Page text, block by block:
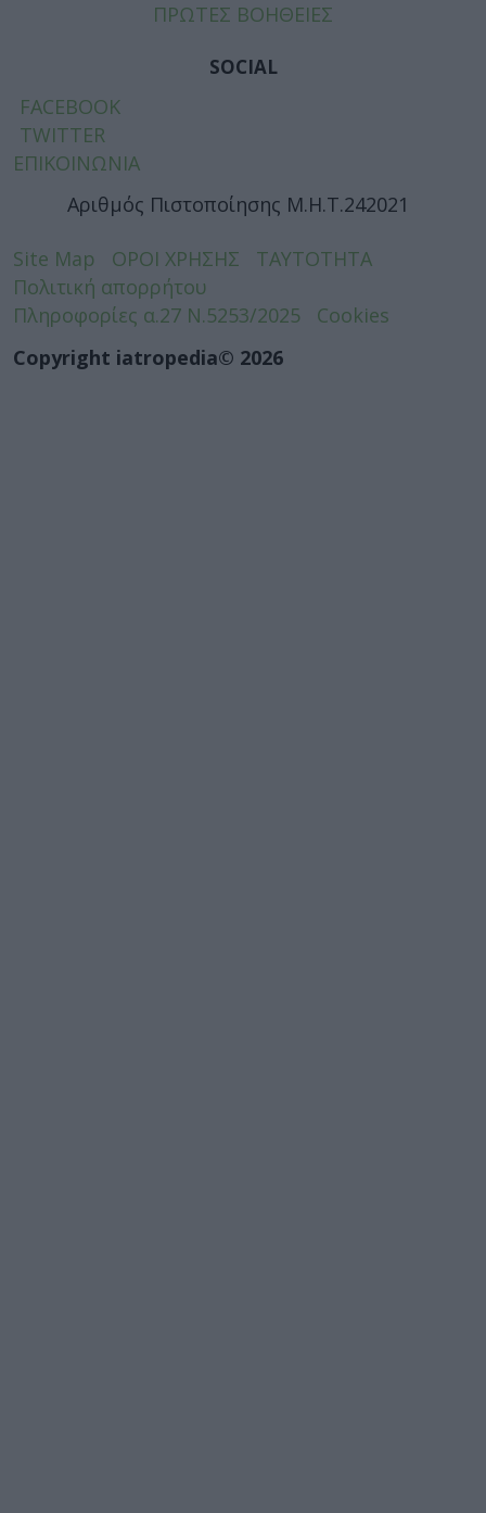
ΠΡΩΤΕΣ ΒΟΗΘΕΙΕΣ
SOCIAL
FACEBOOK
TWITTER
ΕΠΙΚΟΙΝΩΝΙΑ
Αριθμός Πιστοποίησης Μ.Η.Τ.242021
Site Map ΟΡΟΙ ΧΡΗΣΗΣ
ΤΑΥΤΟΤΗΤΑ
Πολιτική απορρήτου
Πληροφορίες α.27 Ν.5253/2025
Cookies
Copyright iatropedia© 2026